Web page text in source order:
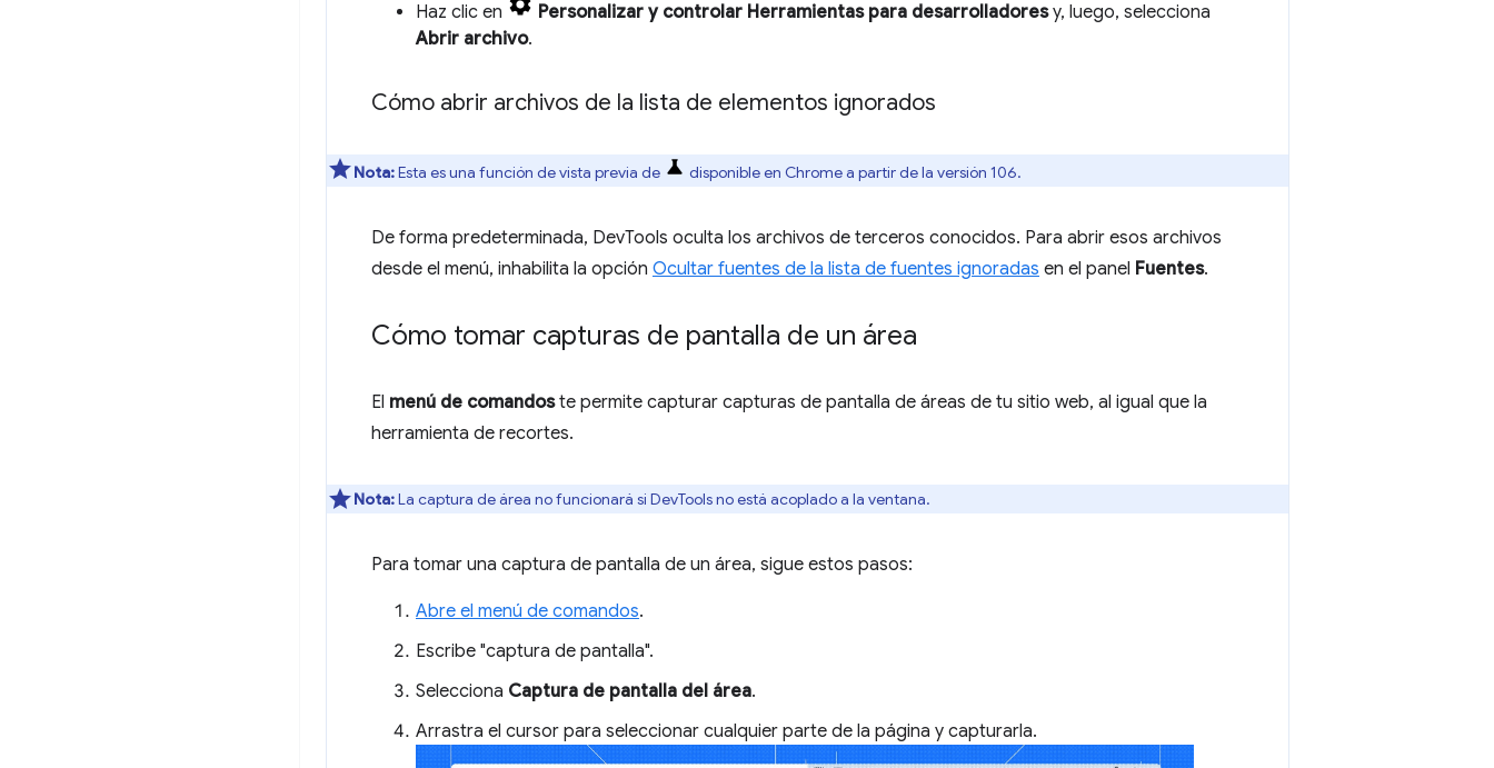
Haz clic en Personalizar y controlar Herramientas para desarrolladoresy, luego, selecciona
Abrir archivo.
Cómo abrir archivos de la lista de elementos ignorados
Nota:Esta es una función de vista previa de disponible en Chrome a partir de la versión 106.
De forma predeterminada, DevTools oculta los archivos de terceros conocidos. Para abrir esos archivos
desde el menú, inhabilita la opción Ocultar fuentes de la lista de fuentes ignoradas en el panel Fuentes.
Cómo tomar capturas de pantalla de un área
El menú de comandoste permite capturar capturas de pantalla de áreas de tu sitio web, al igual que la
herramienta de recortes.
Nota:La captura de área no funcionará si DevTools no está acoplado a la ventana.
Para tomar una captura de pantalla de un área, sigue estos pasos:
Abre el menú de comandos.
Escribe "captura de pantalla".
Selecciona Captura de pantalla del área.
Arrastra el cursor para seleccionar cualquier parte de la página y capturarla.